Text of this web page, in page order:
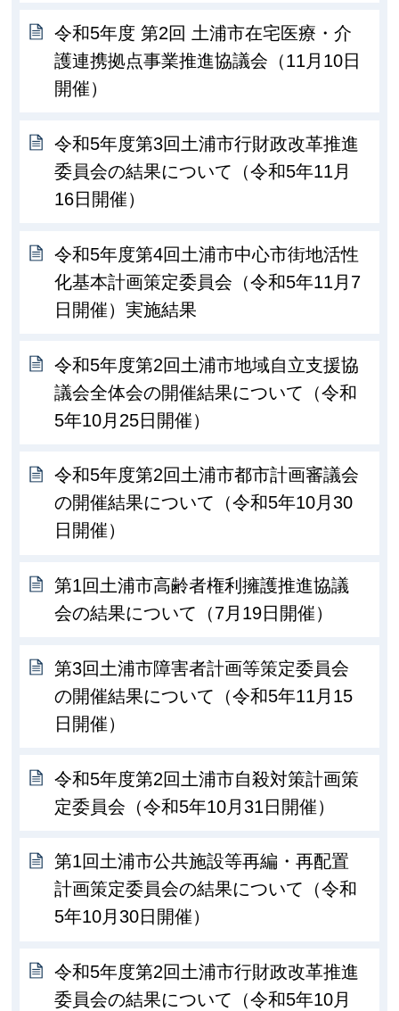
令和5年度 第2回 土浦市在宅医療・介
護連携拠点事業推進協議会（11月10日
開催）
令和5年度第3回土浦市行財政改革推進
委員会の結果について（令和5年11月
16日開催）
令和5年度第4回土浦市中心市街地活性
化基本計画策定委員会（令和5年11月7
日開催）実施結果
令和5年度第2回土浦市地域自立支援協
議会全体会の開催結果について（令和
5年10月25日開催）
令和5年度第2回土浦市都市計画審議会
の開催結果について（令和5年10月30
日開催）
第1回土浦市高齢者権利擁護推進協議
会の結果について（7月19日開催）
第3回土浦市障害者計画等策定委員会
の開催結果について（令和5年11月15
日開催）
令和5年度第2回土浦市自殺対策計画策
定委員会（令和5年10月31日開催）
第1回土浦市公共施設等再編・再配置
計画策定委員会の結果について（令和
5年10月30日開催）
令和5年度第2回土浦市行財政改革推進
委員会の結果について（令和5年10月